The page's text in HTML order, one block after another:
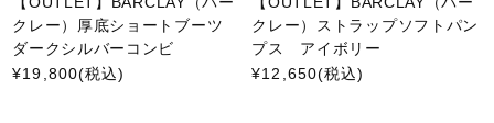
クレー）厚底ショートブーツ
ダークシルバーコンビ
¥19,800(税込)
クレー）ストラップソフトパン
プス アイボリー
¥12,650(税込)